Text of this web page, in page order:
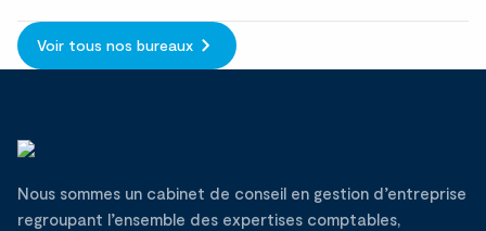
Voir tous nos bureaux
Nous sommes un cabinet de conseil en gestion d’entreprise
regroupant l’ensemble des expertises comptables,